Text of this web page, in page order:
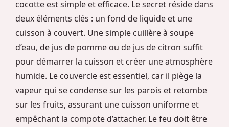
cocotte est simple et efficace. Le secret réside dans
deux éléments clés : un fond de liquide et une
cuisson à couvert. Une simple cuillère à soupe
d’eau, de jus de pomme ou de jus de citron suffit
pour démarrer la cuisson et créer une atmosphère
humide. Le couvercle est essentiel, car il piège la
vapeur qui se condense sur les parois et retombe
sur les fruits, assurant une cuisson uniforme et
empêchant la compote d’attacher. Le feu doit être